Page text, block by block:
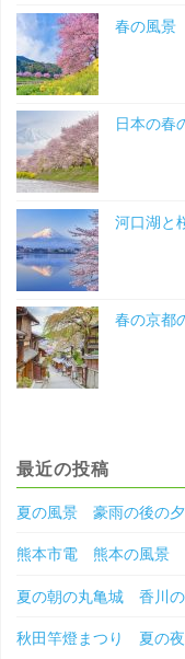
東
の
春の風
日本の春
河口湖と
春の京都
最近の投稿
夏の風景 豪雨の後の
熊本市電 熊本の風景
夏の朝の丸亀城 香川
秋田竿燈まつり 夏の